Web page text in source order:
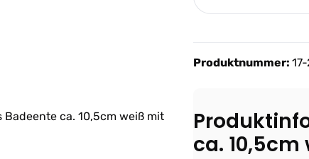
Produktnummer:
ca.